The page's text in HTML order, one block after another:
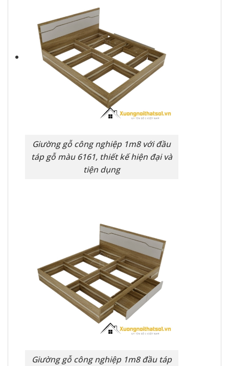
Giường gỗ công nghiệp 1m8 với đầu
táp gỗ màu 6161, thiết kế hiện đại và
tiện dụng
Giường gỗ công nghiệp 1m8 đầu táp